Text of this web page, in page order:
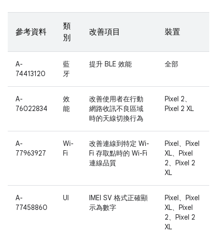
參考資料
類
別
改善項目 裝置
A-
74413120
藍
牙
提升 BLE 效能 全部
A-
76022834
效
能
改善使用者在行動
網路收訊不良區域
時的天線切換行為
Pixel 2、
Pixel 2 XL
A-
77963927
Wi-
Fi
改善連線到特定 Wi-
Fi 存取點時的 Wi-Fi
連線品質
Pixel、Pixel
XL、Pixel
2、Pixel 2
XL
A-
77458860
UI
IMEI SV 格式正確顯
示為數字
Pixel、Pixel
XL、Pixel
2、Pixel 2
XL